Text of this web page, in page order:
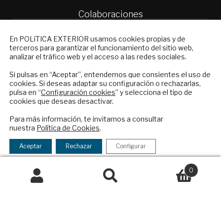
Colaboraciones
Contacto
Política Exterior
Afkar/Ideas
© 2026 - Fundación Análisis de Política
Legal|Política de Privacidad y de Cookies
Buscar
0
Financiado por el Programa KIT Digital. Plan de
Recuperación, Transformación y Resiliencia de
En POLíTICA EXTERIOR usamos cookies propias y de
terceros para garantizar el funcionamiento del sitio web,
analizar el tráfico web y el acceso a las redes sociales.
Si pulsas en “Aceptar”, entendemos que consientes el uso de
cookies. Si deseas adaptar su configuración o rechazarlas,
pulsa en “Configuración cookies” y selecciona el tipo de
cookies que deseas desactivar.
Para más información, te invitamos a consultar
nuestra Política de Cookies.
Aceptar Rechazar Configurar
NEWSLETTER
Suscríbase a nuestro boletín electrónico y
reciba en su correo el mejor análisis
internacional en español.
Checkbox
acepto
la
política
de
política de privacidad